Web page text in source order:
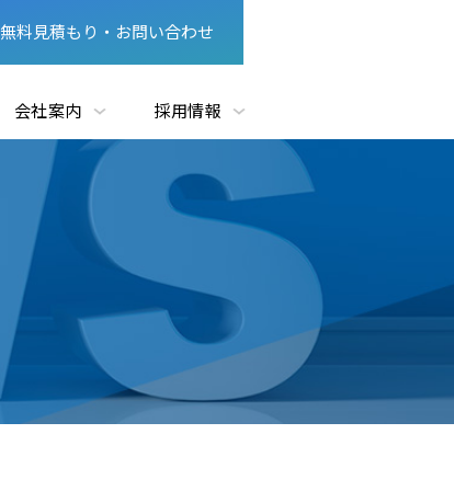
無料見積もり・お問い合わせ
会社案内 採用情報